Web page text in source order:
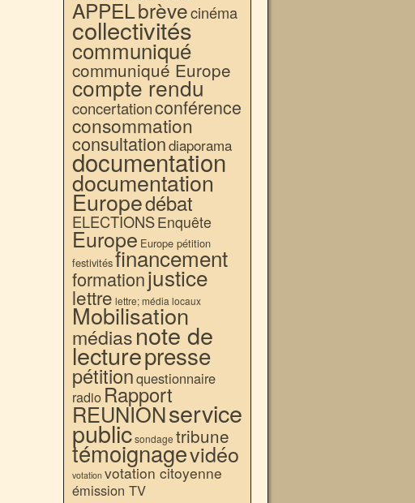
APPELbrèvecinéma
collectivités
communiqué
communiqué Europe
compte rendu
concertationconférence
consommation
consultationdiaporama
documentation
documentation
Europedébat
ELECTIONSEnquête
Europe Europe pétition
festivitésfinancement
formationjustice
lettre lettre; média locaux
Mobilisation
médiasnote de
lecturepresse
pétitionquestionnaire
radio Rapport
REUNIONservice
publicsondage tribune
témoignagevidéo
votation votation citoyenne
émission TV